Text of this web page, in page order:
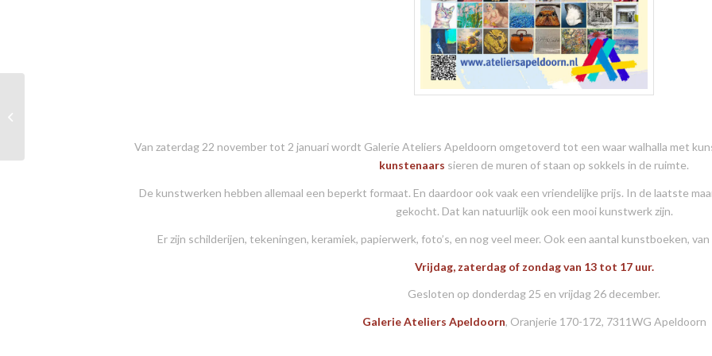
Van zaterdag 22 november tot 2 januari wordt Galerie Ateliers Apeldoorn omgetoverd tot een waar walhalla met
kunstenaars sieren de muren of staan op sokkels in de ruimte.
De kunstwerken hebben allemaal een beperkt formaat. En daardoor ook vaak een vriendelijke prijs. In de laatste
gekocht. Dat kan natuurlijk ook een mooi kunstwerk zijn.
Er zijn schilderijen, tekeningen, keramiek, papierwerk, foto’s, en nog veel meer. Ook een aantal kunstboeken,
Vrijdag, zaterdag of zondag van 13 tot 17 uur.
Gesloten op donderdag 25 en vrijdag 26 december.
Galerie Ateliers Apeldoorn, Oranjerie 170-172, 7311WG Apeldoorn